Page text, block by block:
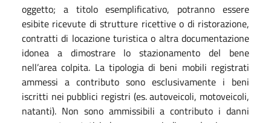
oggetto; a titolo esemplificativo, potranno essere
esibite ricevute di strutture ricettive o di ristorazione,
contratti di locazione turistica o altra documentazione
idonea a dimostrare lo stazionamento del bene
nell’area colpita. La tipologia di beni mobili registrati
ammessi a contributo sono esclusivamente i beni
iscritti nei pubblici registri (es. autoveicoli, motoveicoli,
natanti). Non sono ammissibili a contributo i danni